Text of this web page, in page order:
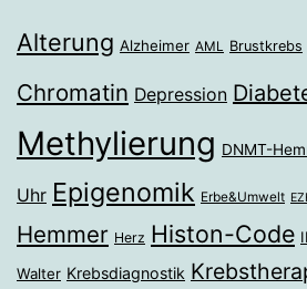
Alterung Alzheimer AML Brustkrebs
Chromatin Depression
Methylierung DNMT-
Uhr Epigenomik Erbe&Umwelt
Hemmer Herz Histon-Code
Walter Krebsdiagnostik